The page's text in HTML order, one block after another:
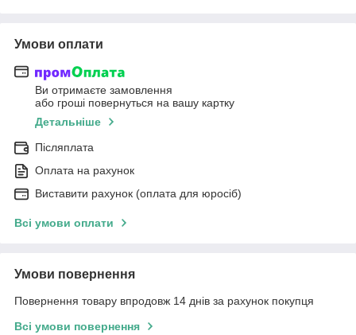
Умови оплати
Ви отримаєте замовлення
або гроші повернуться на вашу картку
Детальніше
Післяплата
Оплата на рахунок
Виставити рахунок (оплата для юросіб)
Всі умови оплати
Умови повернення
Повернення товару впродовж 14 днів за рахунок покупця
Всі умови повернення